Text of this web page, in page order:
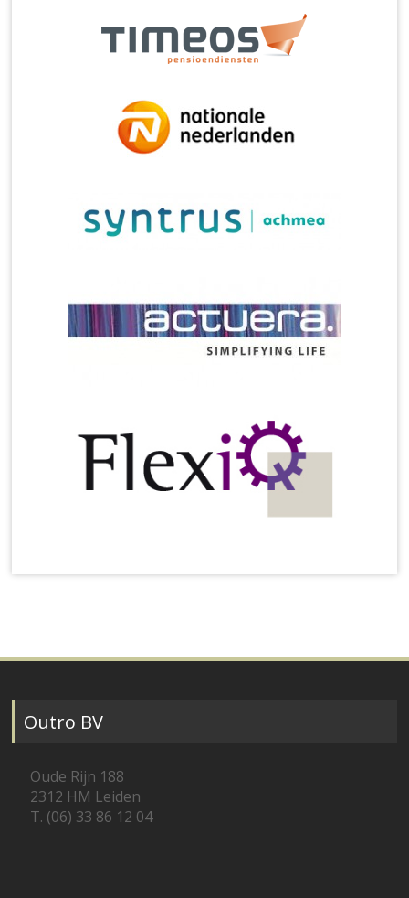
Outro BV
Oude Rijn 188
2312 HM Leiden
T. (06) 33 86 12 04